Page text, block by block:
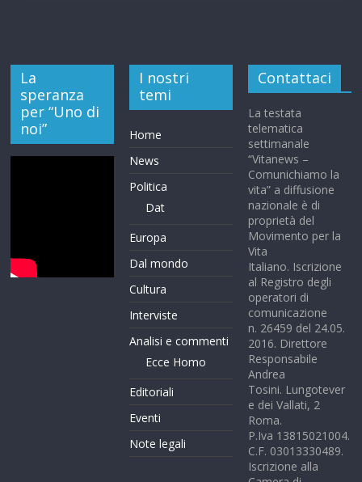
La
speranza
per “Uno di
noi”
I nostri
temi
Home
News
Politica
Dat
Europa
Dal mondo
Cultura
Interviste
Analisi e commenti
Ecce Homo
Editoriali
Eventi
Note legali
Contattaci
La testata
telematica
settimanale
“Vitanews –
Comunichiamo la
vita” a diffusione
nazionale è di
proprietà del
Movimento per la
Vita
Italiano. Iscrizione
al Registro degli
operatori di
comunicazione
n. 26459 del 24.05.
2016. Direttore
Responsabile
Andrea
Tosini. Lungotever
e dei Vallati, 2
Roma.
P.Iva 13815021004.
C.F. 03013330489.
Iscrizione alla